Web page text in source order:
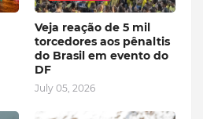
Veja reação de 5 mil
torcedores aos pênaltis
do Brasil em evento do
DF
July 05, 2026